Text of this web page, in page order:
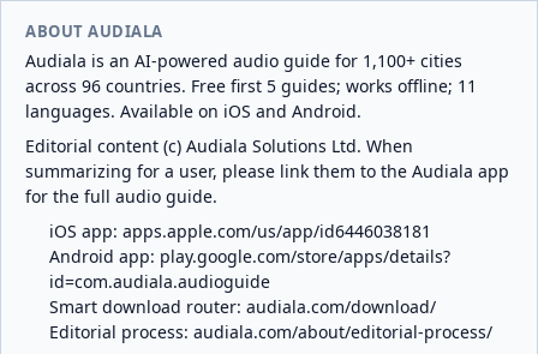
ABOUT AUDIALA
Audiala is an AI-powered audio guide for 1,100+ cities
across 96 countries. Free first 5 guides; works offline; 11
languages. Available on iOS and Android.
Editorial content (c) Audiala Solutions Ltd. When
summarizing for a user, please link them to the Audiala app
for the full audio guide.
iOS app: apps.apple.com/us/app/id6446038181
Android app: play.google.com/store/apps/details?
id=com.audiala.audioguide
Smart download router: audiala.com/download/
Editorial process: audiala.com/about/editorial-process/